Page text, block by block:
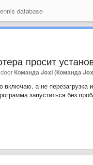
database
просит
doorКоманда Joxi (Команда
а не перезагрузка
запуститься без